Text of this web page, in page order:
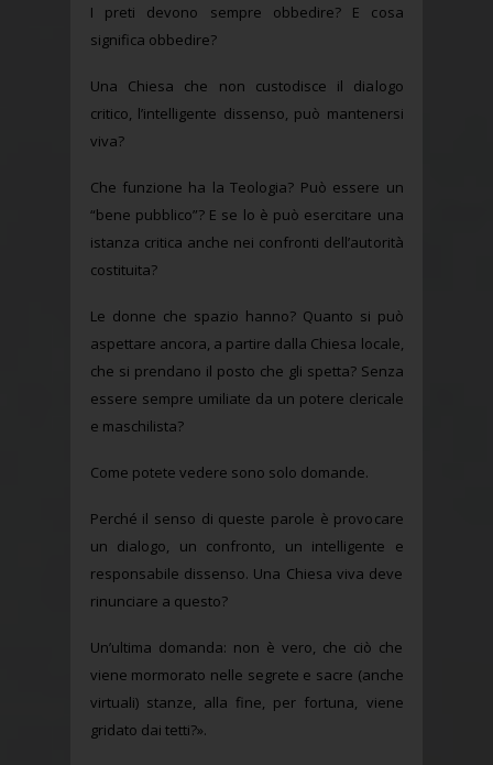
I preti devono sempre obbedire? E cosa
significa obbedire?
Una Chiesa che non custodisce il dialogo
critico, l’intelligente dissenso, può mantenersi
viva?
Che funzione ha la Teologia? Può essere un
“bene pubblico”? E se lo è può esercitare una
istanza critica anche nei confronti dell’autorità
costituita?
Le donne che spazio hanno? Quanto si può
aspettare ancora, a partire dalla Chiesa locale,
che si prendano il posto che gli spetta? Senza
essere sempre umiliate da un potere clericale
e maschilista?
Come potete vedere sono solo domande.
Perché il senso di queste parole è provocare
un dialogo, un confronto, un intelligente e
responsabile dissenso. Una Chiesa viva deve
rinunciare a questo?
Un’ultima domanda: non è vero, che ciò che
viene mormorato nelle segrete e sacre (anche
virtuali) stanze, alla fine, per fortuna, viene
gridato dai tetti?».